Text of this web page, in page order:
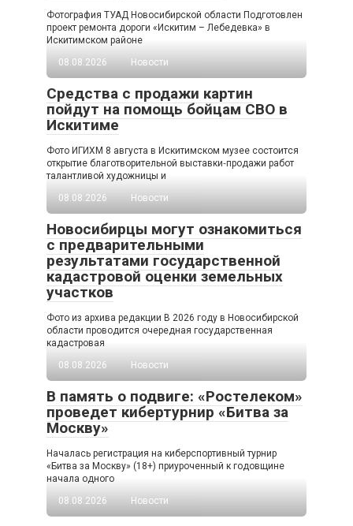
Фотография ТУАД Новосибирской области Подготовлен
проект ремонта дороги «Искитим – Лебедевка» в
Искитимском районе
08.08.2026
Новости
Средства с продажи картин
пойдут на помощь бойцам СВО в
Искитиме
Фото ИГИХМ 8 августа в Искитимском музее состоится
открытие благотворительной выставки‑продажи работ
талантливой художницы и
08.08.2026
Новости
Новосибирцы могут ознакомиться
с предварительными
результатами государственной
кадастровой оценки земельных
участков
Фото из архива редакции В 2026 году в Новосибирской
области проводится очередная государственная
кадастровая
08.08.2026
Новости
В память о подвиге: «Ростелеком»
проведет кибертурнир «Битва за
Москву»
Началась регистрация на киберспортивный турнир
«Битва за Москву» (18+) приуроченный к годовщине
начала одного
08.08.2026
Новости